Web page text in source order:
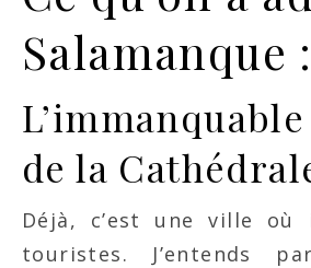
Salamanque :
de la
Déjà, c’est une ville
touristes. J’entends